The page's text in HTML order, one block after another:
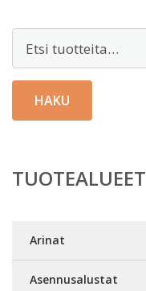
HAKU
TUOTEALUEET
Arinat
Asennusalustat